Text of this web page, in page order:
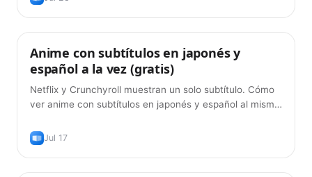
Consejos
Anime con subtítulos en japonés y
español a la vez (gratis)
Netflix y Crunchyroll muestran un solo subtítulo. Cómo
ver anime con subtítulos en japonés y español al mismo
Jul 17